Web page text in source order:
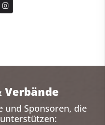
Verbände
und Sponsoren, die